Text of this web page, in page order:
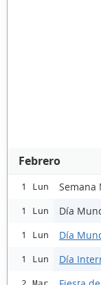
Febrero
1 Lun Semana
1 Lun Día
1 Lun Día
1 Lun Día